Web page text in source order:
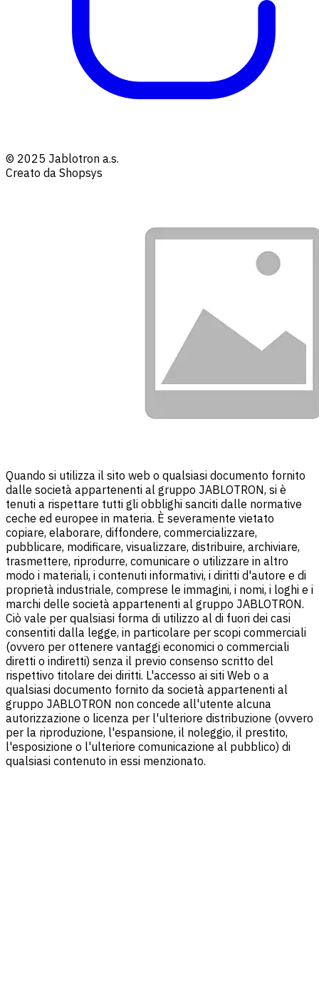
© 2025 Jablotron a.s.
Creato da Shopsys
Quando si utilizza il sito web o qualsiasi documento fornito
dalle società appartenenti al gruppo JABLOTRON, si è
tenuti a rispettare tutti gli obblighi sanciti dalle normative
ceche ed europee in materia. È severamente vietato
copiare, elaborare, diffondere, commercializzare,
pubblicare, modificare, visualizzare, distribuire, archiviare,
trasmettere, riprodurre, comunicare o utilizzare in altro
modo i materiali, i contenuti informativi, i diritti d'autore e di
proprietà industriale, comprese le immagini, i nomi, i loghi e i
marchi delle società appartenenti al gruppo JABLOTRON.
Ciò vale per qualsiasi forma di utilizzo al di fuori dei casi
consentiti dalla legge, in particolare per scopi commerciali
(ovvero per ottenere vantaggi economici o commerciali
diretti o indiretti) senza il previo consenso scritto del
rispettivo titolare dei diritti. L'accesso ai siti Web o a
qualsiasi documento fornito da società appartenenti al
gruppo JABLOTRON non concede all'utente alcuna
autorizzazione o licenza per l'ulteriore distribuzione (ovvero
per la riproduzione, l'espansione, il noleggio, il prestito,
l'esposizione o l'ulteriore comunicazione al pubblico) di
qualsiasi contenuto in essi menzionato.